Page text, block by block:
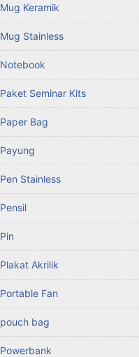
Mug Keramik
Mug Stainless
Notebook
Paket Seminar Kits
Paper Bag
Payung
Pen Stainless
Pensil
Pin
Plakat Akrilik
Portable Fan
pouch bag
Powerbank